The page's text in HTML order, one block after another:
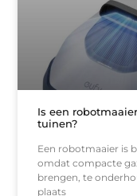
Is een
tuinen?
Een robotmaaier is
omdat compacte
brengen, te
plaats